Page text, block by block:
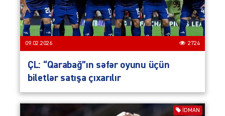
09.02.2026 2724
ÇL: “Qarabağ”ın səfər oyunu üçün
biletlər satışa çıxarılır
İDMAN